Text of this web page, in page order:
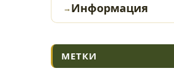
Информация
МЕТКИ